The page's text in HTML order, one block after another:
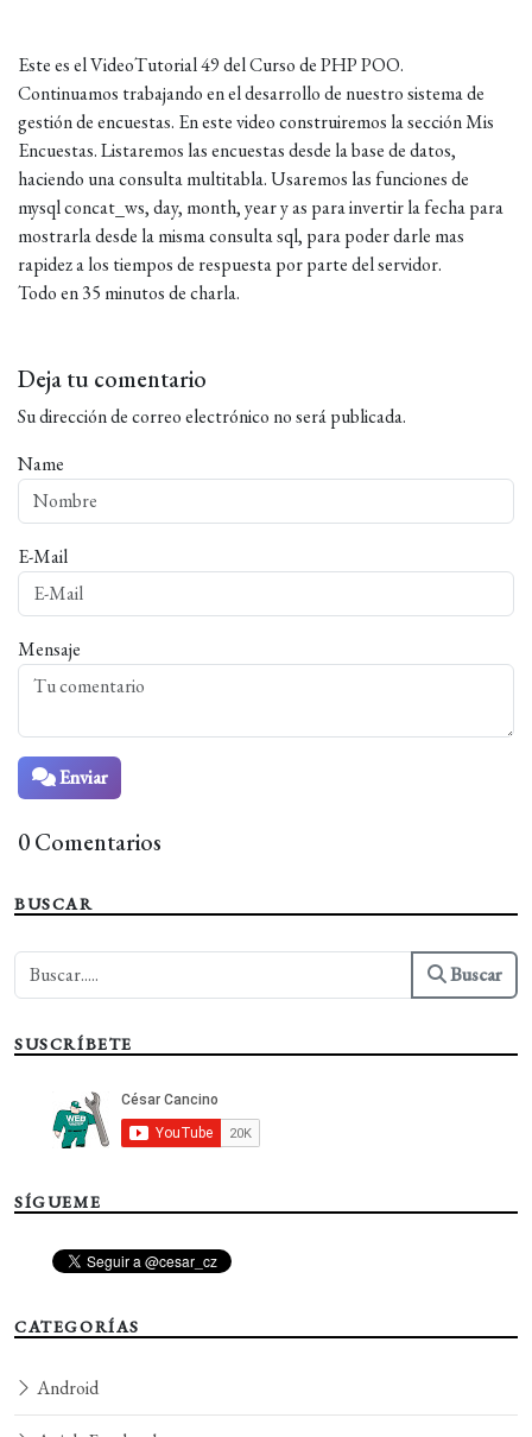
Este es el VideoTutorial 49 del Curso de PHP POO.
Continuamos trabajando en el desarrollo de nuestro sistema de
gestión de encuestas. En este video construiremos la sección Mis
Encuestas. Listaremos las encuestas desde la base de datos,
haciendo una consulta multitabla. Usaremos las funciones de
mysql concat_ws, day, month, year y as para invertir la fecha para
mostrarla desde la misma consulta sql, para poder darle mas
rapidez a los tiempos de respuesta por parte del servidor.
Todo en 35 minutos de charla.
Deja tu comentario
Su dirección de correo electrónico no será publicada.
Name
E-Mail
Mensaje
Enviar
0 Comentarios
BUSCAR
Buscar
SUSCRÍBETE
SÍGUEME
CATEGORÍAS
Android